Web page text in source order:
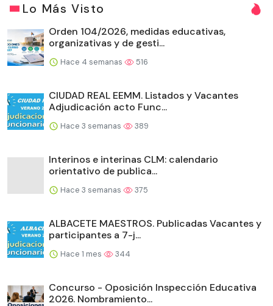
Lo Más Visto
Orden 104/2026, medidas educativas,
organizativas y de gesti...
Hace 4 semanas 516
CIUDAD REAL EEMM. Listados y Vacantes
Adjudicación acto Func...
Hace 3 semanas 389
Interinos e interinas CLM: calendario
orientativo de publica...
Hace 3 semanas 375
ALBACETE MAESTROS. Publicadas Vacantes y
participantes a 7-j...
Hace 1 mes 344
Concurso - Oposición Inspección Educativa
2026. Nombramiento...